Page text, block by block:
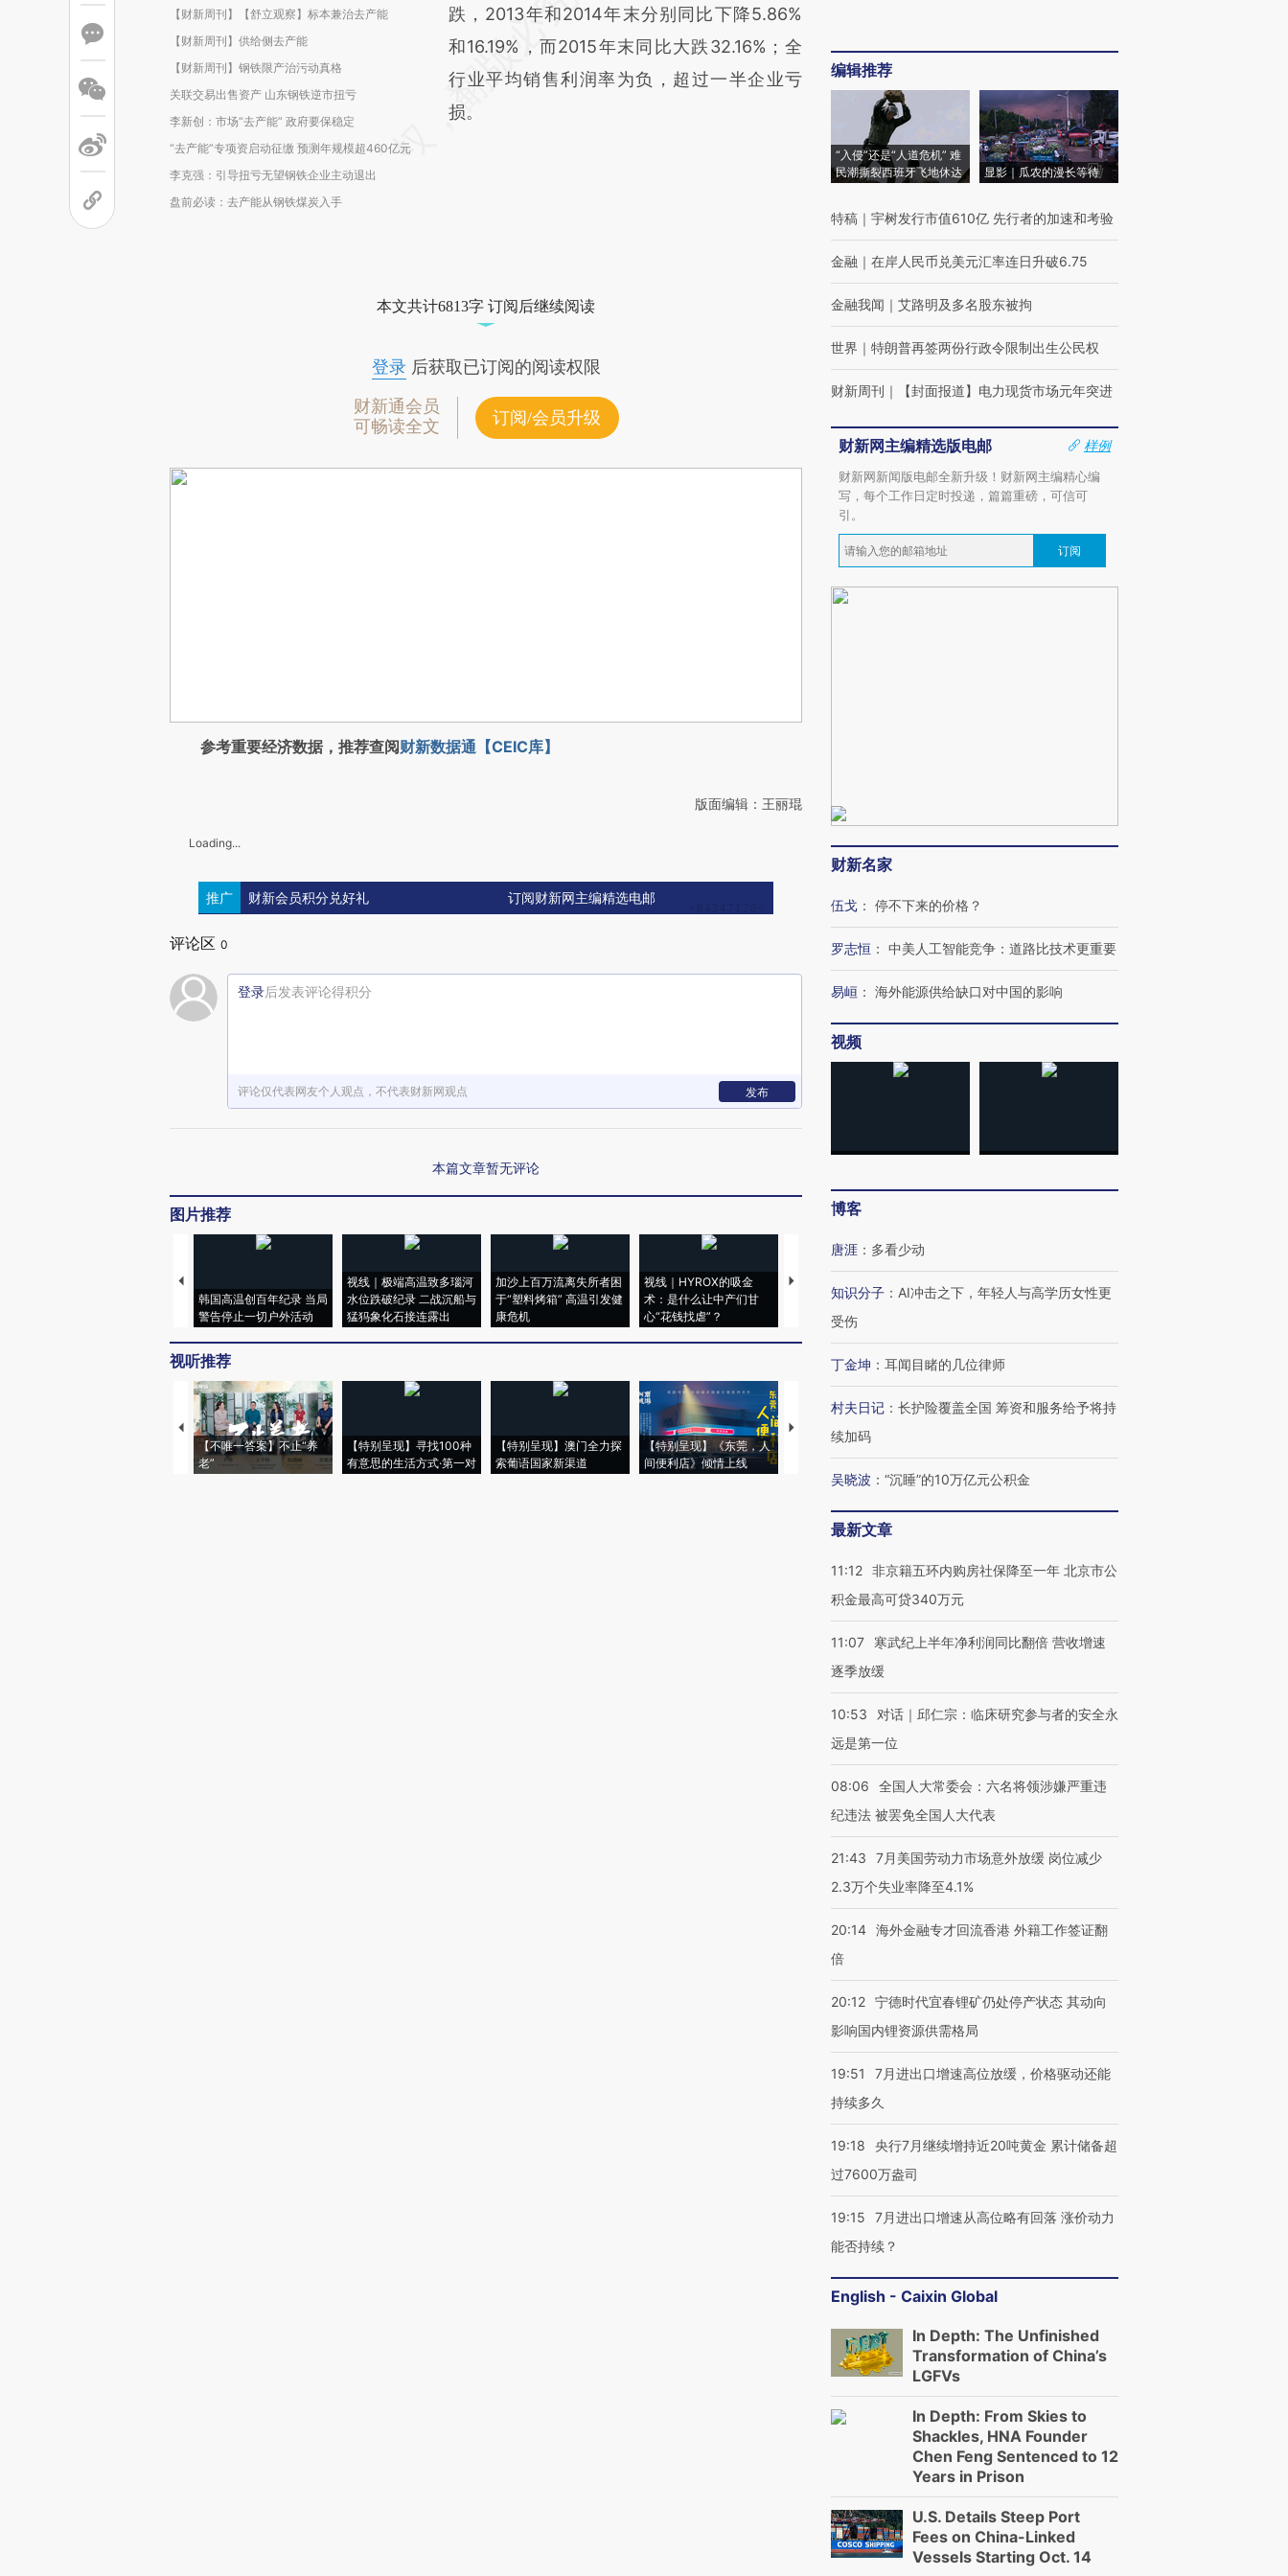
【财新周刊】【舒立观察】标本兼治去产能
【财新周刊】供给侧去产能
【财新周刊】钢铁限产治污动真格
关联交易出售资产 山东钢铁逆市扭亏
李新创：市场“去产能” 政府要保稳定
“去产能”专项资启动征缴 预测年规模超460亿元
李克强：引导扭亏无望钢铁企业主动退出
盘前必读：去产能从钢铁煤炭入手
跌，2013年和2014年末分别同比下降5.86%
和16.19%，而2015年末同比大跌32.16%；全
行业平均销售利润率为负，超过一半企业亏
损。
本文共计6813字 订阅后继续阅读
登录后获取已订阅的阅读权限
财新通会员
可畅读全文
订阅/会员升级
参考重要经济数据，推荐查阅财新数据通【CEIC库】
版面编辑：王丽琨
Loading...
推广 财新会员积分兑好礼 订阅财新网主编精选电邮
评论区 0
登录后发表评论得积分
评论仅代表网友个人观点，不代表财新网观点 发布
本篇文章暂无评论
图片推荐
韩国高温创百年纪录 当局
警告停止一切户外活动
视线｜极端高温致多瑙河
水位跌破纪录 二战沉船与
猛犸象化石接连露出
加沙上百万流离失所者困
于“塑料烤箱” 高温引发健
康危机
视线｜HYROX的吸金
术：是什么让中产们甘
心“花钱找虐”？
马航飞行员跨国走私7万
粒摇头丸 尿检体内含3种
度Z世代 用街头抗争将教
机”？难民潮撕裂西班牙
视听推荐
【不唯一答案】不止“养
老”
【特别呈现】寻找100种
有意思的生活方式·第一对
【特别呈现】澳门全力探
索葡语国家新渠道
【特别呈现】《东莞，人
间便利店》倾情上线
【推广】走进第四届链博
会，让数智科技“链”接产
有意思的生活方式·第三对
住三大增长引擎是什么？
编辑推荐
“入侵”还是“人道危机” 难
民潮撕裂西班牙飞地休达
显影｜瓜农的漫长等待
特稿 ｜ 宇树发行市值610亿 先行者的加速和考验
金融 ｜ 在岸人民币兑美元汇率连日升破6.75
金融我闻 ｜ 艾路明及多名股东被拘
世界 ｜ 特朗普再签两份行政令限制出生公民权
财新周刊 ｜ 【封面报道】电力现货市场元年突进
财新网主编精选版电邮
样例
财新网新闻版电邮全新升级！财新网主编精心编
写，每个工作日定时投递，篇篇重磅，可信可
引。
订阅
财新名家
伍戈 ： 停不下来的价格？
罗志恒 ： 中美人工智能竞争：道路比技术更重要
易峘 ： 海外能源供给缺口对中国的影响
视频
博客
唐涯 ： 多看少动
知识分子 ： AI冲击之下，年轻人与高学历女性更
受伤
丁金坤 ： 耳闻目睹的几位律师
村夫日记 ： 长护险覆盖全国 筹资和服务给予将持
续加码
吴晓波 ： “沉睡”的10万亿元公积金
最新文章
11:12 非京籍五环内购房社保降至一年 北京市公
积金最高可贷340万元
11:07
寒武纪上半年净利润同比翻倍 营收增速
逐季放缓
10:53
对话｜邱仁宗：临床研究参与者的安全永
远是第一位
08:06
全国人大常委会：六名将领涉嫌严重违
纪违法 被罢免全国人大代表
21:43
7月美国劳动力市场意外放缓 岗位减少
2.3万个失业率降至4.1%
20:14 海外金融专才回流香港 外籍工作签证翻
倍
20:12 宁德时代宜春锂矿仍处停产状态 其动向
影响国内锂资源供需格局
19:51
7月进出口增速高位放缓，价格驱动还能
持续多久
19:18
央行7月继续增持近20吨黄金 累计储备超
过7600万盎司
19:15
7月进出口增速从高位略有回落 涨价动力
能否持续？
English - Caixin Global
In Depth: The Unfinished
Transformation of China’s
LGFVs
In Depth: From Skies to
Shackles, HNA Founder
Chen Feng Sentenced to 12
Years in Prison
U.S. Details Steep Port
Fees on China-Linked
Vessels Starting Oct. 14